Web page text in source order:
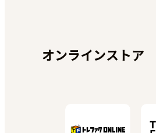
オンラインストア